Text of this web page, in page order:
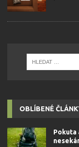
OBLÍBENÉ
Pokuta